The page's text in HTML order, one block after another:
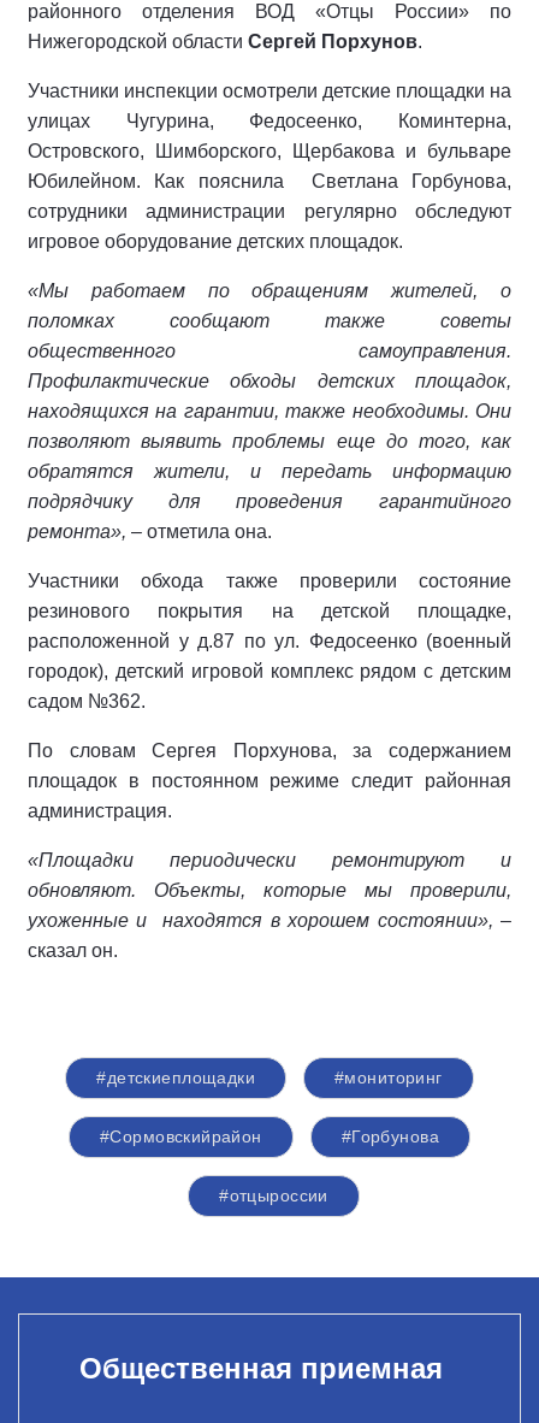
районного отделения ВОД «Отцы России» по
Нижегородской области Сергей Порхунов.
Участники инспекции осмотрели детские площадки на
улицах Чугурина, Федосеенко, Коминтерна,
Островского, Шимборского, Щербакова и бульваре
Юбилейном. Как пояснила Светлана Горбунова,
сотрудники администрации регулярно обследуют
игровое оборудование детских площадок.
«Мы работаем по обращениям жителей, о
поломках сообщают также советы
общественного самоуправления.
Профилактические обходы детских площадок,
находящихся на гарантии, также необходимы. Они
позволяют выявить проблемы еще до того, как
обратятся жители, и передать информацию
подрядчику для проведения гарантийного
ремонта», – отметила она.
Участники обхода также проверили состояние
резинового покрытия на детской площадке,
расположенной у д.87 по ул. Федосеенко (военный
городок), детский игровой комплекс рядом с детским
садом №362.
По словам Сергея Порхунова, за содержанием
площадок в постоянном режиме следит районная
администрация.
«Площадки периодически ремонтируют и
обновляют. Объекты, которые мы проверили,
ухоженные и находятся в хорошем состоянии», –
сказал он.
#детскиеплощадки #мониторинг
#Сормовскийрайон #Горбунова
#отцыроссии
Общественная приемная